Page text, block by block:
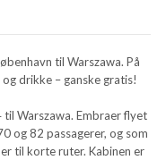
til Warszawa. På
drikke – ganske gratis!
Warszawa. Embraer flyet
og 82 passagerer, og som
til korte ruter. Kabinen er